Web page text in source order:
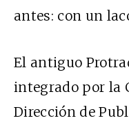
antes: con un
El antiguo
integrado por la
Dirección de